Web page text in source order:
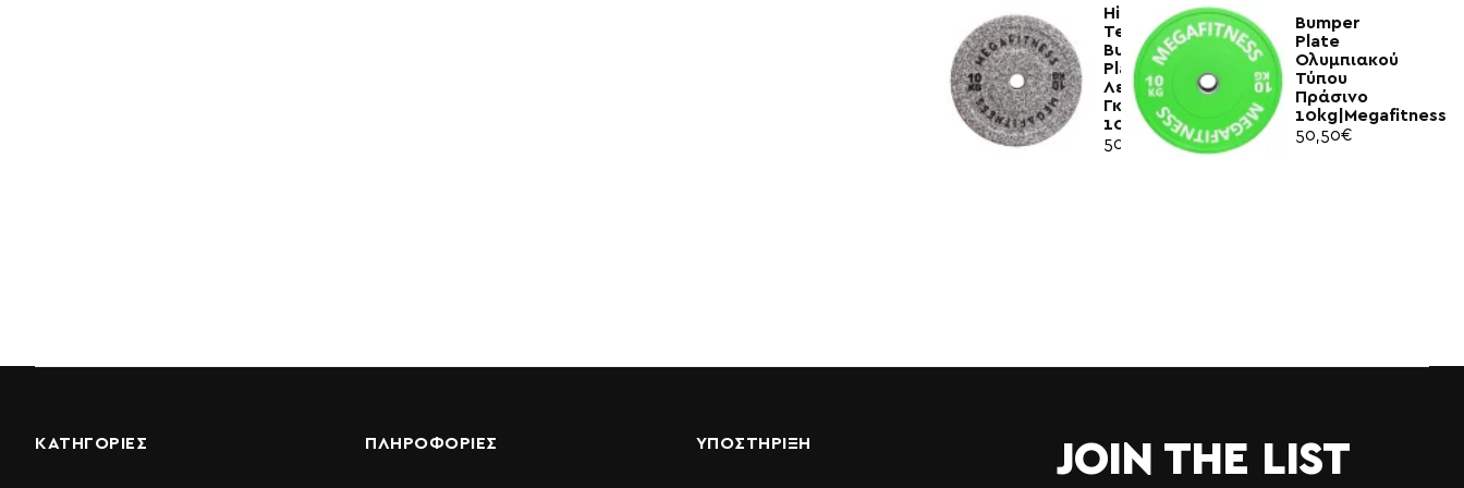
Hi
Temp
Bumper
Plate
Λευκό-
Γκρί
10kg|Megafitness
50,00€
Bumper
Plate
Ολυμπιακού
Τύπου
Πράσινο
10kg|Megafitness
50,50€
ΚΑΤΗΓΟΡΙΕΣ ΠΛΗΡΟΦΟΡΊΕΣ ΥΠΟΣΤΉΡΙΞΗ JOIN THE LIST